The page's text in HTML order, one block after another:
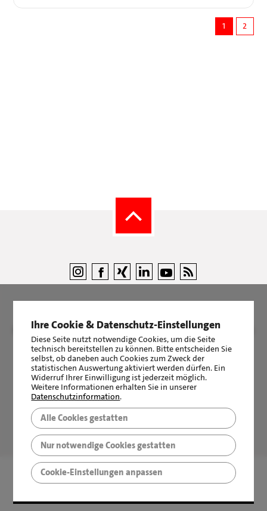
1 2
LBS Immobilien GmbH NordWest| Impressum|Sicherheit &
Datenschutz
LBS Immobilien GmbH NordWest
|2510Bewertungen auf ProvenExpert.com
Ihre Cookie & Datenschutz-Einstellungen
Diese Seite nutzt notwendige Cookies, um die Seite
technisch bereitstellen zu können. Bitte entscheiden Sie
selbst, ob daneben auch Cookies zum Zweck der
statistischen Auswertung aktiviert werden dürfen. Ein
Widerruf Ihrer Einwilligung ist jederzeit möglich.
Weitere Informationen erhalten Sie in unserer
Datenschutzinformation.
Alle Cookies gestatten
Nur notwendige Cookies gestatten
Cookie-Einstellungen anpassen